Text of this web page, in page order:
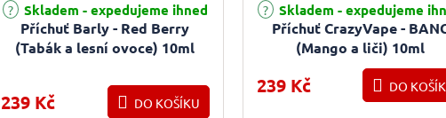
Příchuť Barly - Red Berry
(Tabák a lesní ovoce) 10ml
Skladem - expedujeme ihned
239 Kč DO KOŠÍKU
Příchuť CrazyVape -
(Mango a liči) 10ml
Skladem - expedujeme
239 Kč DO